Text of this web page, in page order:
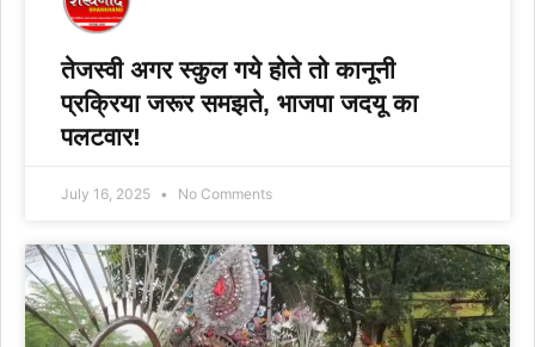
तेजस्वी अगर स्कुल गये होते तो कानूनी
प्रक्रिया जरूर समझते, भाजपा जदयू का
पलटवार!
July 16, 2025 No Comments